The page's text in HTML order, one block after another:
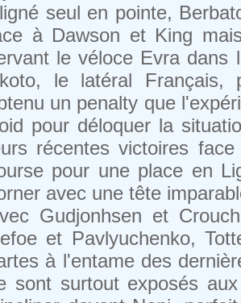
seul en pointe,
à Dawson et King
le véloce Evra dans
le latéral Français,
un penalty que
pour déloquer la
récentes victoires
pour une place en
avec une tête
Gudjonhsen et
et Pavlyuchenko,
à l'entame des
sont surtout exposés